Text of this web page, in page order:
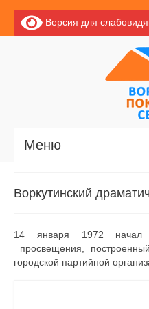
Версия для
Меню
О Воркуте
Базы отдыха
Воркутинский
14 января 1972 начал
просвещения,
город­ской партийной